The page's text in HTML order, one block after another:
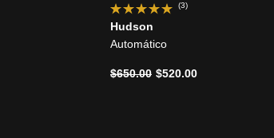
(3)
Hudson
Automático
Precio reducido de
$650.00a$520.00